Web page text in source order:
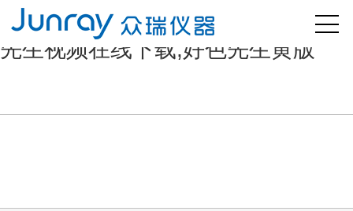
好色先生污版,下载好色先生TV,好色
先生视频在线下载,好色先生黄版